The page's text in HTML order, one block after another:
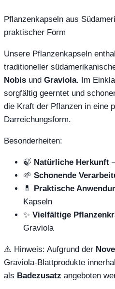
Pflanzenkapseln aus
praktischer Form
Unsere Pflanzenkapseln
traditioneller
Nobis und Graviola. Im
sorgfältig geerntet und
die Kraft der Pflanzen in eine
Darreichungsform.
Besonderheiten:
🍃 Natürliche Herkunft
🌱 Schonende
💊 Praktische
Kapseln
✨ Vielfältige
Graviola
⚠️ Hinweis: Aufgrund der
Graviola‑Blattprodukte
als Badezusatz angeboten